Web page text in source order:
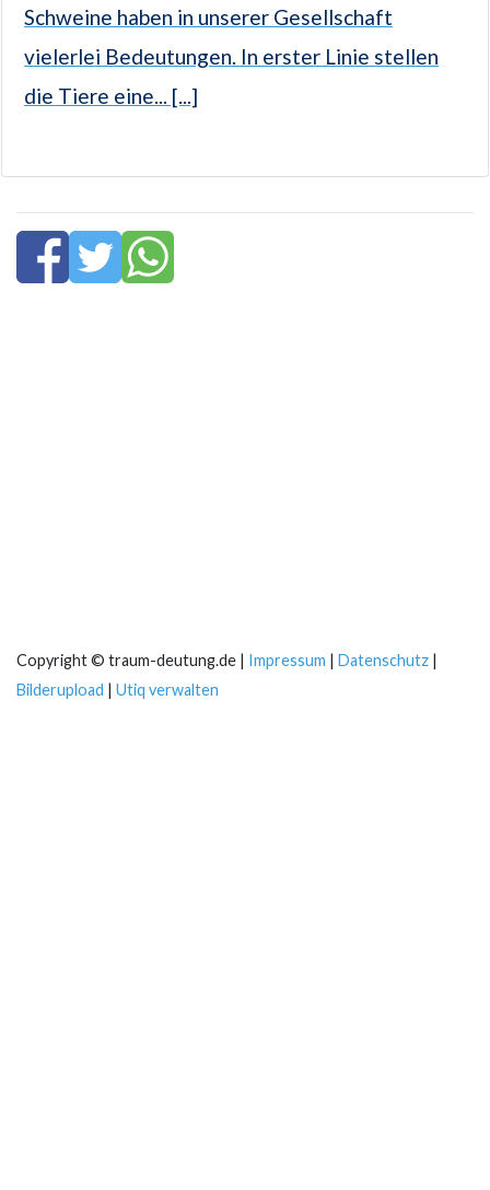
Schweine haben in unserer Gesellschaft
vielerlei Bedeutungen. In erster Linie stellen
die Tiere eine... [...]
Copyright © traum-deutung.de | Impressum | Datenschutz |
Bilderupload | Utiq verwalten